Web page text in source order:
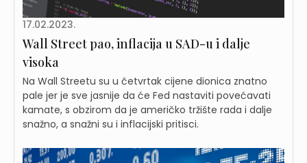
17.02.2023.
Wall Street pao, inflacija u SAD-u i dalje
visoka
Na Wall Streetu su u četvrtak cijene dionica znatno
pale jer je sve jasnije da će Fed nastaviti povećavati
kamate, s obzirom da je američko tržište rada i dalje
snažno, a snažni su i inflacijski pritisci.